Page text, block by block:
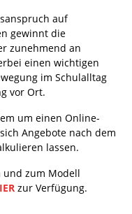
auf
gewinnt die
zunehmend an
einen wichtigen
im Schulalltag
vor Ort.
um einen Online-
Angebote nach dem
lassen.
zum Modell
zur Verfügung.